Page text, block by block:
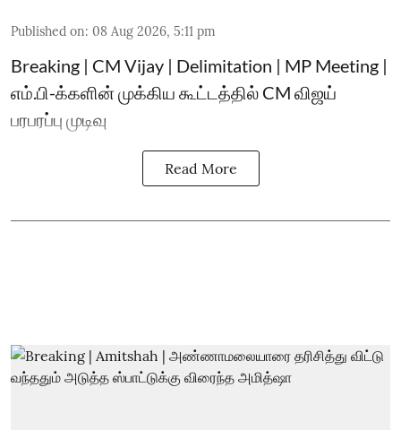
Published on: 08 Aug 2026, 5:11 pm
Breaking | CM Vijay | Delimitation | MP Meeting |
எம்.பி-க்களின் முக்கிய கூட்டத்தில் CM விஜய்
பரபரப்பு முடிவு
Read More